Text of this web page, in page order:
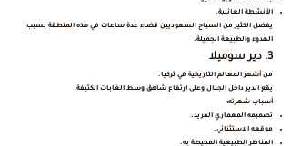
الأنشطة العائلية.
يفضل الكثير من السياح السعوديين قضاء عدة ساعات في هذه المنطقة بسبب
الهدوء والطبيعة الجميلة.
3. دير سوميلا
من أشهر المعالم التاريخية في تركيا.
يقع الدير داخل الجبال وعلى ارتفاع شاهق وسط الغابات الكثيفة.
أسباب شهرته:
تصميمه المعماري الفريد.
موقعه الاستثنائي.
المناظر الطبيعية المحيطة به.